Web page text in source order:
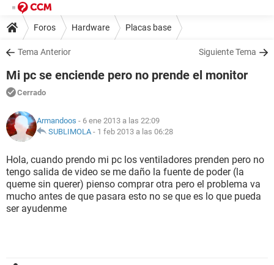
Foros Hardware Placas base
Tema Anterior Siguiente Tema
Mi pc se enciende pero no prende el monitor
Cerrado
Armandoos - 6 ene 2013 a las 22:09
SUBLIMOLA- 1 feb 2013 a las 06:28
Hola, cuando prendo mi pc los ventiladores prenden pero no
tengo salida de video se me daño la fuente de poder (la
queme sin querer) pienso comprar otra pero el problema va
mucho antes de que pasara esto no se que es lo que pueda
ser ayudenme